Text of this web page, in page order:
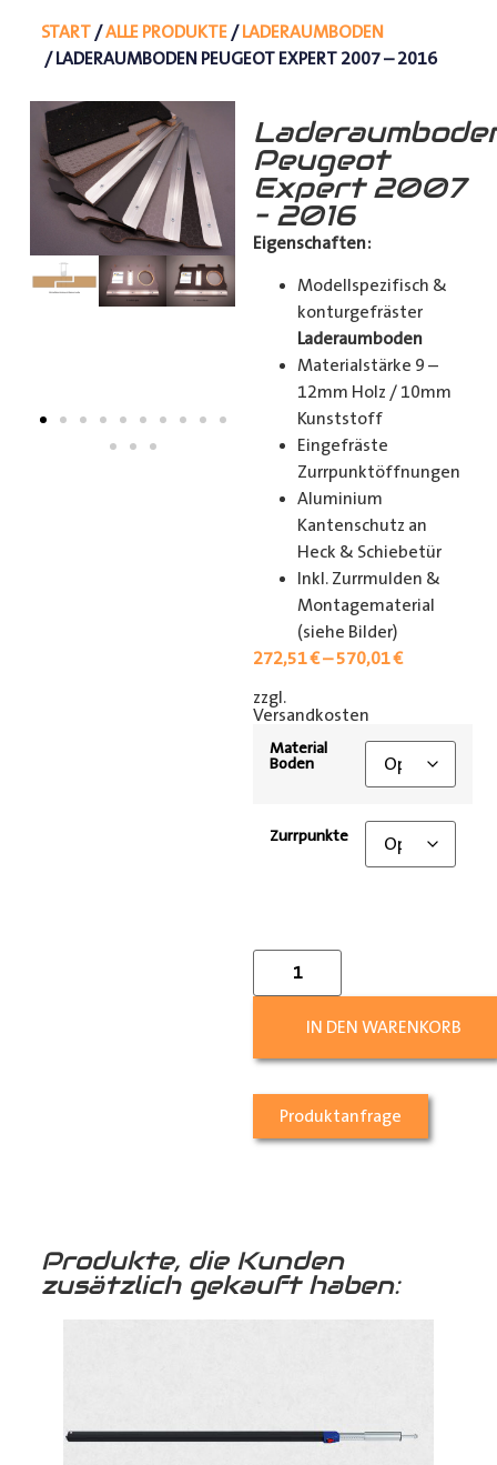
START/ALLE PRODUKTE/LADERAUMBODEN
/ LADERAUMBODEN PEUGEOT EXPERT 2007 – 2016
Peugeot
Expert 2007
– 2016
Eigenschaften:
Modellspezifisch &
konturgefräster
Laderaumboden
Materialstärke 9 –
12mm Holz / 10mm
Kunststoff
Eingefräste
Zurrpunktöffnungen
Aluminium
Kantenschutz an
Heck & Schiebetür
Inkl. Zurrmulden &
Montagematerial
(siehe Bilder)
272,51€–570,01€
zzgl.
Versandkosten
Material
Boden
Zurrpunkte
IN DEN WARENKORB
Produktanfrage
Produkte, die Kunden
zusätzlich gekauft haben: